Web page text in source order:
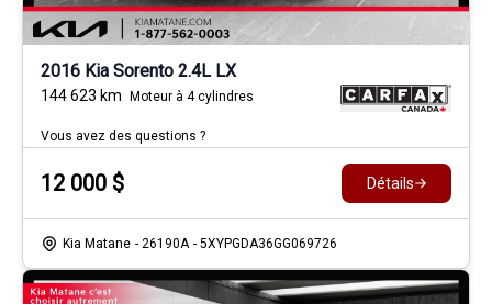
2016 Kia Sorento 2.4L LX
144 623 km Moteur à 4 cylindres
Vous avez des questions ?
12 000 $ Détails
Kia Matane - 26190A - 5XYPGDA36GG069726